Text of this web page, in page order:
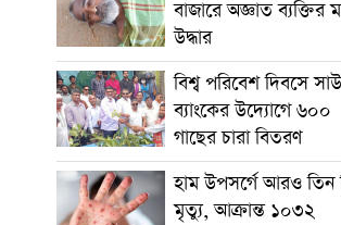
বাজারে অজ্ঞাত ব্যক্তির
উদ্ধার
বিশ্ব পরিবেশ দিবসে
ব্যাংকের উদ্যোগে ৬০০
গাছের চারা বিতরণ
হাম উপসর্গে আরও তিন
মৃত্যু, আক্রান্ত ১০৩২